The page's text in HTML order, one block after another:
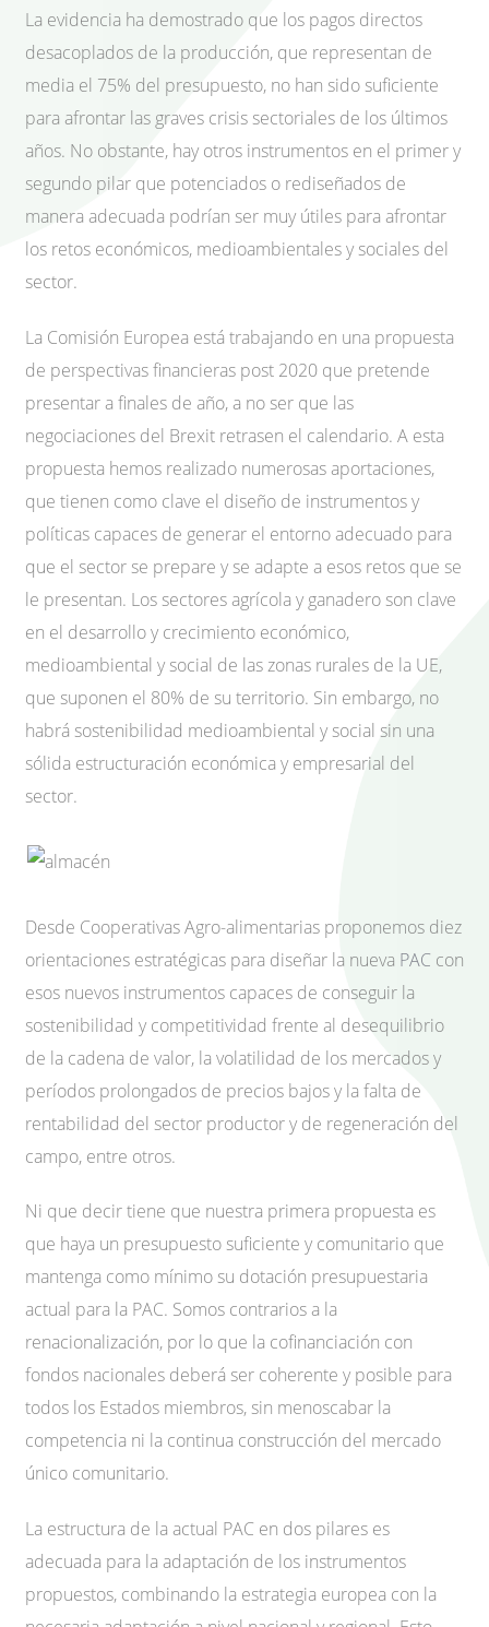
La evidencia ha demostrado que los pagos directos
desacoplados de la producción, que representan de
media el 75% del presupuesto, no han sido suficiente
para afrontar las graves crisis sectoriales de los últimos
años. No obstante, hay otros instrumentos en el primer y
segundo pilar que potenciados o rediseñados de
manera adecuada podrían ser muy útiles para afrontar
los retos económicos, medioambientales y sociales del
sector.
La Comisión Europea está trabajando en una propuesta
de perspectivas financieras post 2020 que pretende
presentar a finales de año, a no ser que las
negociaciones del Brexit retrasen el calendario. A esta
propuesta hemos realizado numerosas aportaciones,
que tienen como clave el diseño de instrumentos y
políticas capaces de generar el entorno adecuado para
que el sector se prepare y se adapte a esos retos que se
le presentan. Los sectores agrícola y ganadero son clave
en el desarrollo y crecimiento económico,
medioambiental y social de las zonas rurales de la UE,
que suponen el 80% de su territorio. Sin embargo, no
habrá sostenibilidad medioambiental y social sin una
sólida estructuración económica y empresarial del
sector.
Desde Cooperativas Agro-alimentarias proponemos diez
orientaciones estratégicas para diseñar la nueva PAC con
esos nuevos instrumentos capaces de conseguir la
sostenibilidad y competitividad frente al desequilibrio
de la cadena de valor, la volatilidad de los mercados y
períodos prolongados de precios bajos y la falta de
rentabilidad del sector productor y de regeneración del
campo, entre otros.
Ni que decir tiene que nuestra primera propuesta es
que haya un presupuesto suficiente y comunitario que
mantenga como mínimo su dotación presupuestaria
actual para la PAC. Somos contrarios a la
renacionalización, por lo que la cofinanciación con
fondos nacionales deberá ser coherente y posible para
todos los Estados miembros, sin menoscabar la
competencia ni la continua construcción del mercado
único comunitario.
La estructura de la actual PAC en dos pilares es
adecuada para la adaptación de los instrumentos
propuestos, combinando la estrategia europea con la